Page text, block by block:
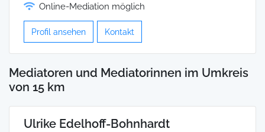
Online-Mediation möglich
Profil ansehen Kontakt
Mediatoren und Mediatorinnen im Umkreis
von 15 km
Ulrike Edelhoff-Bohnhardt